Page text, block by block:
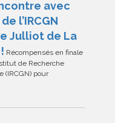
avec
l’IRCGN
Julliot de La
Récompensés en finale
de Recherche
(IRCGN) pour